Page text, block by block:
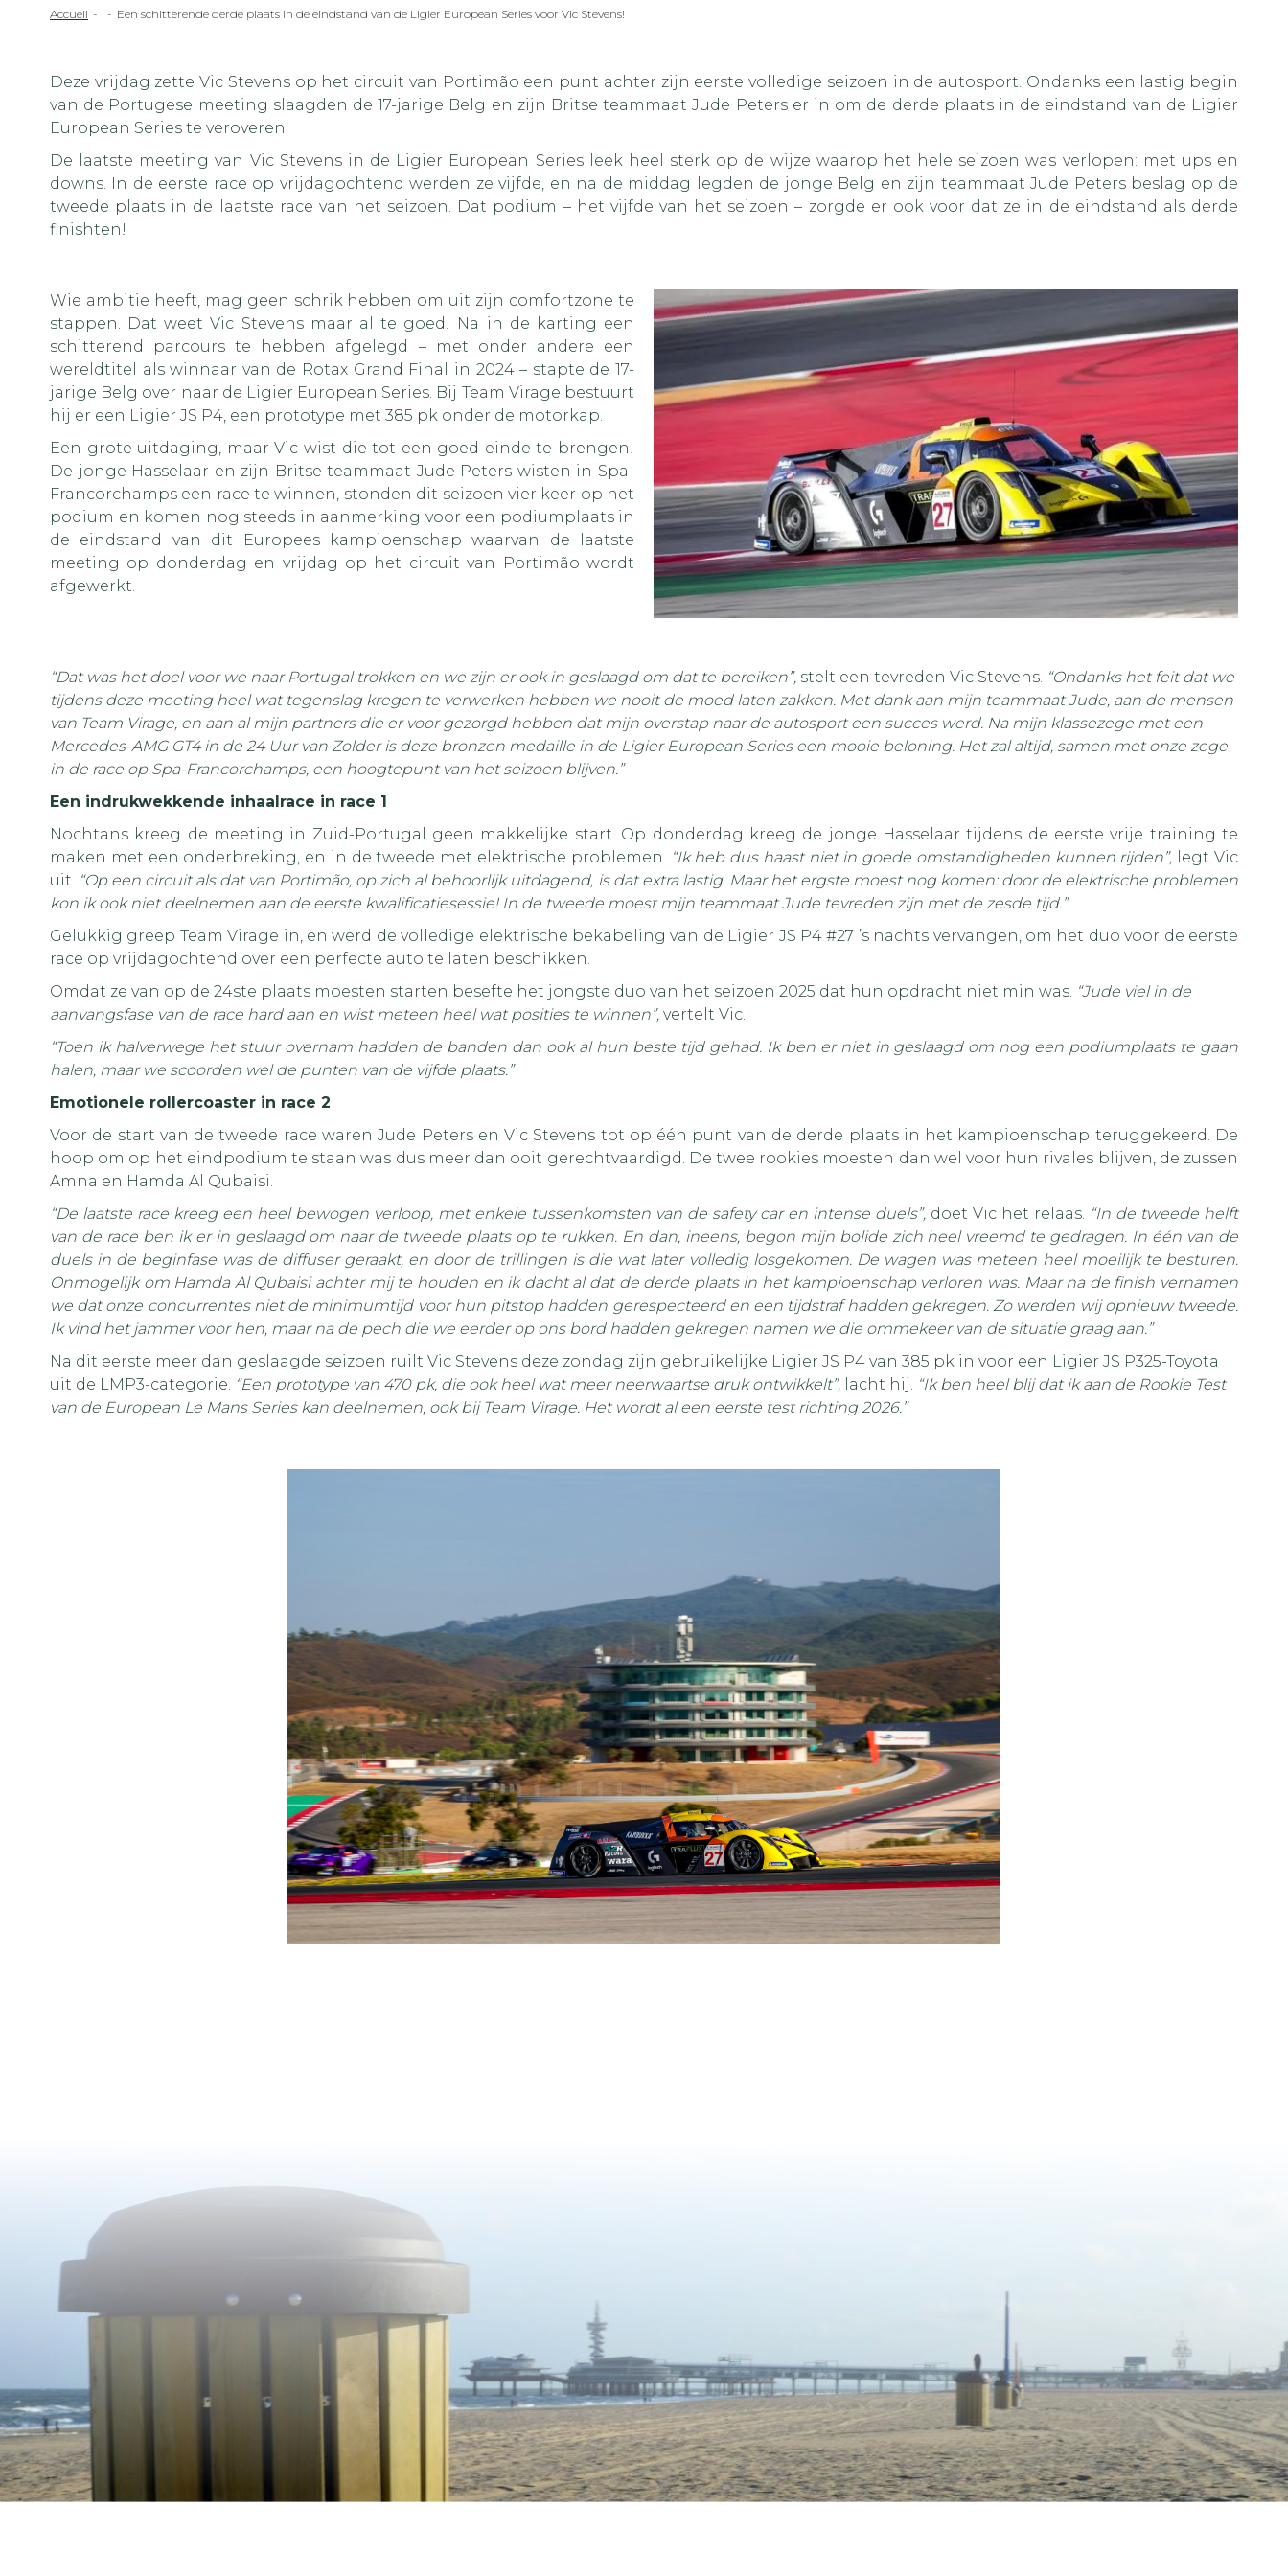
Fil
d'Ariane
Accueil Een schitterende derde plaats in de eindstand van de Ligier European Series voor Vic Stevens!
Deze vrijdag zette Vic Stevens op het circuit van Portimão een punt achter zijn eerste volledige seizoen in de autosport. Ondanks een lastig begin
van de Portugese meeting slaagden de 17-jarige Belg en zijn Britse teammaat Jude Peters er in om de derde plaats in de eindstand van de Ligier
European Series te veroveren.
De laatste meeting van Vic Stevens in de Ligier European Series leek heel sterk op de wijze waarop het hele seizoen was verlopen: met ups en
downs. In de eerste race op vrijdagochtend werden ze vijfde, en na de middag legden de jonge Belg en zijn teammaat Jude Peters beslag op de
tweede plaats in de laatste race van het seizoen. Dat podium – het vijfde van het seizoen – zorgde er ook voor dat ze in de eindstand als derde
finishten!
Wie ambitie heeft, mag geen schrik hebben om uit zijn comfortzone te
stappen. Dat weet Vic Stevens maar al te goed! Na in de karting een
schitterend parcours te hebben afgelegd – met onder andere een
wereldtitel als winnaar van de Rotax Grand Final in 2024 – stapte de 17-
jarige Belg over naar de Ligier European Series. Bij Team Virage bestuurt
hij er een Ligier JS P4, een prototype met 385 pk onder de motorkap.
Een grote uitdaging, maar Vic wist die tot een goed einde te brengen!
De jonge Hasselaar en zijn Britse teammaat Jude Peters wisten in Spa-
Francorchamps een race te winnen, stonden dit seizoen vier keer op het
podium en komen nog steeds in aanmerking voor een podiumplaats in
de eindstand van dit Europees kampioenschap waarvan de laatste
meeting op donderdag en vrijdag op het circuit van Portimão wordt
afgewerkt.
“Dat was het doel voor we naar Portugal trokken en we zijn er ook in geslaagd om dat te bereiken”, stelt een tevreden Vic Stevens. “Ondanks het feit dat we
tijdens deze meeting heel wat tegenslag kregen te verwerken hebben we nooit de moed laten zakken. Met dank aan mijn teammaat Jude, aan de mensen
van Team Virage, en aan al mijn partners die er voor gezorgd hebben dat mijn overstap naar de autosport een succes werd. Na mijn klassezege met een
Mercedes-AMG GT4 in de 24 Uur van Zolder is deze bronzen medaille in de Ligier European Series een mooie beloning. Het zal altijd, samen met onze zege
in de race op Spa-Francorchamps, een hoogtepunt van het seizoen blijven.”
Een indrukwekkende inhaalrace in race 1
Nochtans kreeg de meeting in Zuid-Portugal geen makkelijke start. Op donderdag kreeg de jonge Hasselaar tijdens de eerste vrije training te
maken met een onderbreking, en in de tweede met elektrische problemen.
“Ik heb dus haast niet in goede omstandigheden kunnen rijden”,
legt Vic
uit. “Op een circuit als dat van Portimão, op zich al behoorlijk uitdagend, is dat extra lastig. Maar het ergste moest nog komen: door de elektrische problemen
kon ik ook niet deelnemen aan de eerste kwalificatiesessie! In de tweede moest mijn teammaat Jude tevreden zijn met de zesde tijd.”
Gelukkig greep Team Virage in, en werd de volledige elektrische bekabeling van de Ligier JS P4 #27 ’s nachts vervangen, om het duo voor de eerste
race op vrijdagochtend over een perfecte auto te laten beschikken.
Omdat ze van op de 24ste plaats moesten starten besefte het jongste duo van het seizoen 2025 dat hun opdracht niet min was. “Jude viel in de
aanvangsfase van de race hard aan en wist meteen heel wat posities te winnen”, vertelt Vic.
“Toen ik halverwege het stuur overnam hadden de banden dan ook al hun beste tijd gehad. Ik ben er niet in geslaagd om nog een podiumplaats te gaan
halen, maar we scoorden wel de punten van de vijfde plaats.”
Emotionele rollercoaster in race 2
Voor de start van de tweede race waren Jude Peters en Vic Stevens tot op één punt van de derde plaats in het kampioenschap teruggekeerd. De
hoop om op het eindpodium te staan was dus meer dan ooit gerechtvaardigd. De twee rookies moesten dan wel voor hun rivales blijven, de zussen
Amna en Hamda Al Qubaisi.
“De laatste race kreeg een heel bewogen verloop, met enkele tussenkomsten van de safety car en intense duels”, doet Vic het relaas. “In de tweede helft
van de race ben ik er in geslaagd om naar de tweede plaats op te rukken. En dan, ineens, begon mijn bolide zich heel vreemd te gedragen. In één van de
duels in de beginfase was de diffuser geraakt, en door de trillingen is die wat later volledig losgekomen. De wagen was meteen heel moeilijk te besturen.
Onmogelijk om Hamda Al Qubaisi achter mij te houden en ik dacht al dat de derde plaats in het kampioenschap verloren was. Maar na de finish vernamen
we dat onze concurrentes niet de minimumtijd voor hun pitstop hadden gerespecteerd en een tijdstraf hadden gekregen. Zo werden wij opnieuw tweede.
Ik vind het jammer voor hen, maar na de pech die we eerder op ons bord hadden gekregen namen we die ommekeer van de situatie graag aan.”
Na dit eerste meer dan geslaagde seizoen ruilt Vic Stevens deze zondag zijn gebruikelijke Ligier JS P4 van 385 pk in voor een Ligier JS P325-Toyota
uit de LMP3-categorie. “Een prototype van 470 pk, die ook heel wat meer neerwaartse druk ontwikkelt”, lacht hij.
“Ik ben heel blij dat ik aan de Rookie Test
van de European Le Mans Series kan deelnemen, ook bij Team Virage. Het wordt al een eerste test richting 2026.”